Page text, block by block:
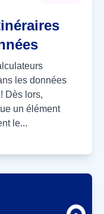
les données
Dès lors,
un élément
le...